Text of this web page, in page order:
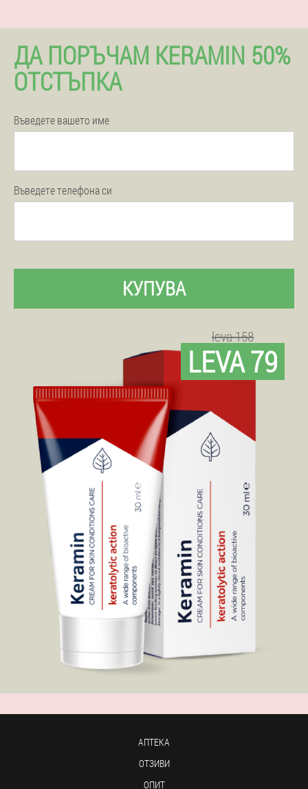
ДА ПОРЪЧАМ KERAMIN 50%
ОТСТЪПКА
Въведете вашето име
Въведете телефона си
КУПУВА
leva 158
LEVA 79
АПТЕКА
ОТЗИВИ
ОПИТ